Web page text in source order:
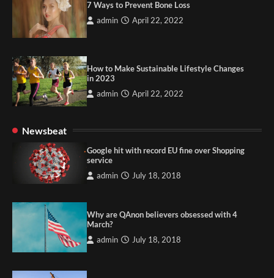
7 Ways to Prevent Bone Loss
admin April 22, 2022
How to Make Sustainable Lifestyle Changes
in 2023
admin April 22, 2022
Newsbeat
Google hit with record EU fine over Shopping
service
admin July 18, 2018
Why are QAnon believers obsessed with 4
March?
admin July 18, 2018